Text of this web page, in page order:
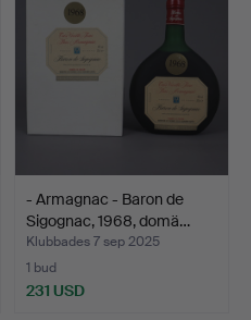
- Armagnac - Baron de
Sigognac, 1968, domä…
Klubbades 7 sep 2025
1 bud
231 USD